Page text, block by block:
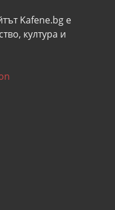
Kafene.bg e
култура и